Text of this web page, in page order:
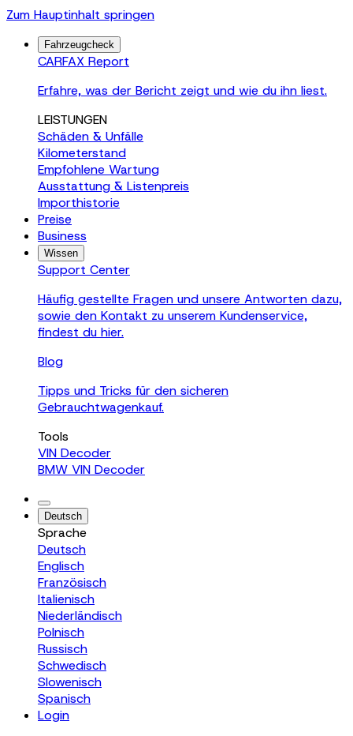
Zum Hauptinhalt springen
Fahrzeugcheck
CARFAX Report
Erfahre, was der Bericht zeigt und wie du ihn liest.
LEISTUNGEN
Schäden & Unfälle
Kilometerstand
Empfohlene Wartung
Ausstattung & Listenpreis
Importhistorie
Preise
Business
Wissen
Support Center
Häufig gestellte Fragen und unsere Antworten dazu,
sowie den Kontakt zu unserem Kundenservice,
findest du hier.
Blog
Tipps und Tricks für den sicheren
Gebrauchtwagenkauf.
Tools
VIN Decoder
BMW VIN Decoder
Deutsch
Sprache
Deutsch
Englisch
Französisch
Italienisch
Niederländisch
Polnisch
Russisch
Schwedisch
Slowenisch
Spanisch
Login